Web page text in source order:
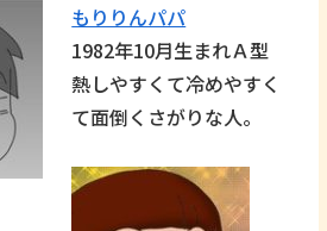
もりりんパパ
1982年10月生まれＡ型
熱しやすくて冷めやすく
て面倒くさがりな人。